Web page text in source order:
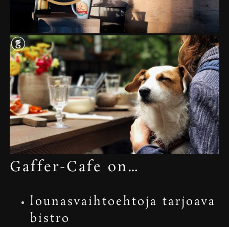
Gaffer-Cafe on…
lounasvaihtoehtoja tarjoava
bistro